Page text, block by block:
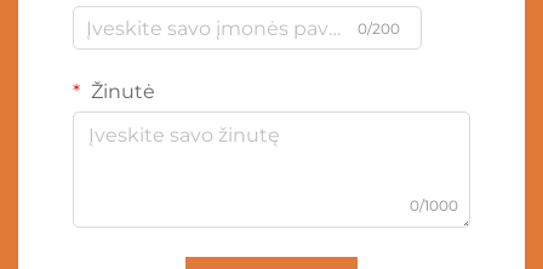
0/200
Žinutė
0/1000